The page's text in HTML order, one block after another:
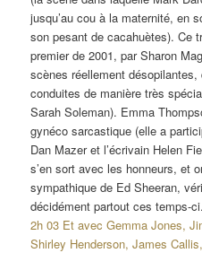
jusqu’au cou à la maternité, en
son pesant de cacahuètes). Ce
premier de 2001, par Sharon
scènes réellement
conduites de manière très
Sarah Soleman). Emma
gynéco sarcastique (elle a
Dan Mazer et l’écrivain Helen
s’en sort avec les honneurs, et
sympathique de Ed Sheeran,
décidément partout ces temps-ci.
2h 03 Et avec Gemma Jones,
Shirley Henderson, James